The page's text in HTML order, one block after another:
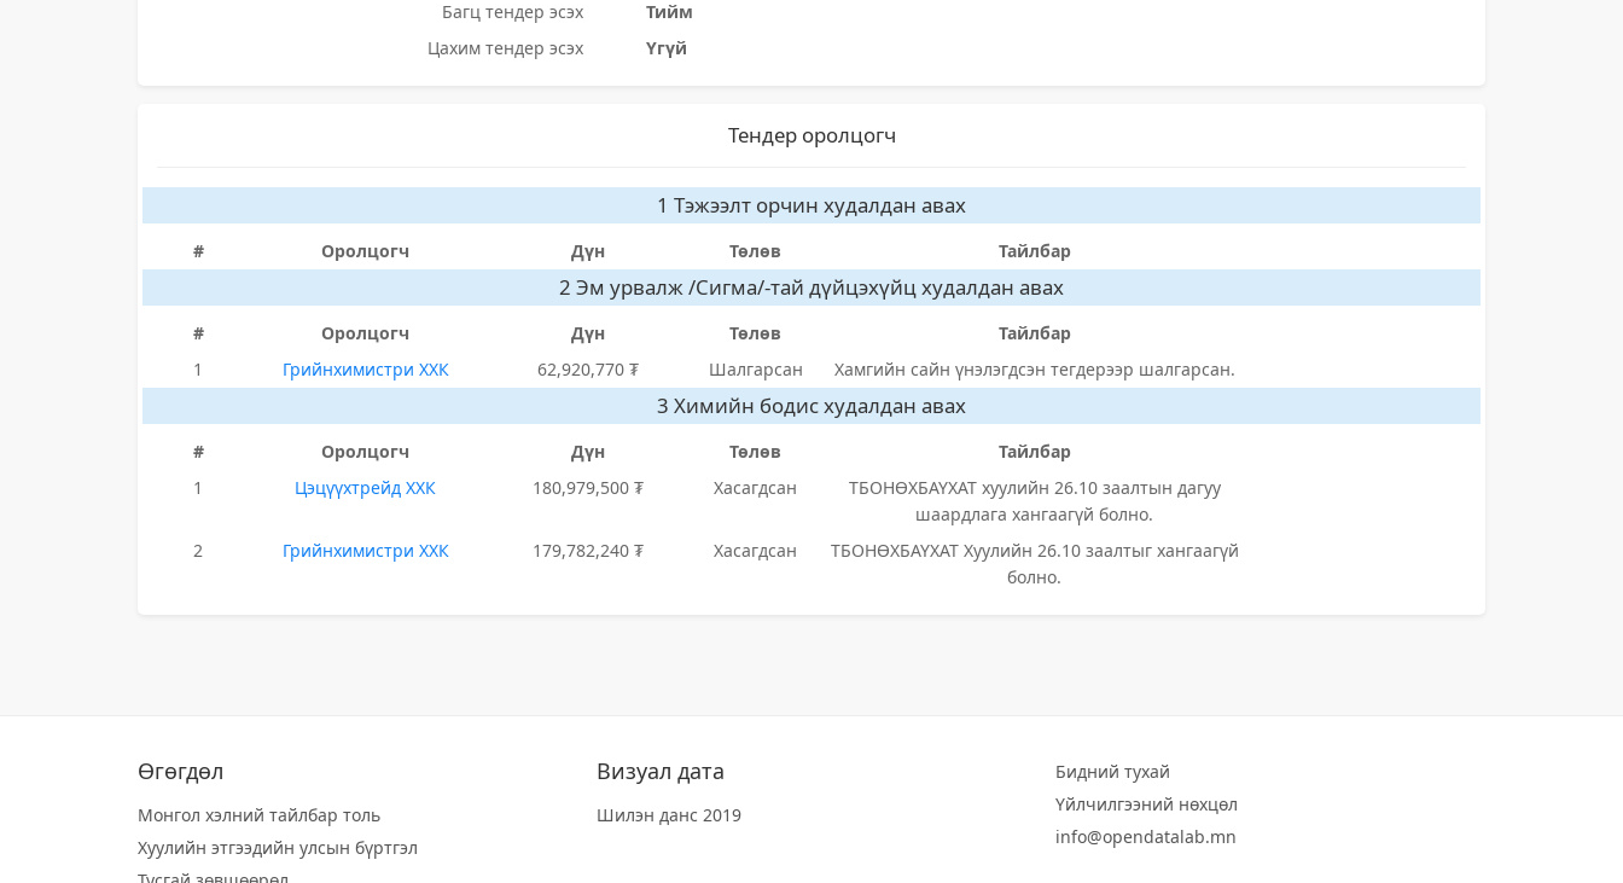
Багц тендер эсэх
Тийм
Цахим тендер эсэх
Үгүй
Тендер оролцогч
1 Тэжээлт орчин худалдан авах
# Оролцогч Дүн Төлөв Тайлбар
2 Эм урвалж /Сигма/-тай дүйцэхүйц худалдан авах
# Оролцогч Дүн Төлөв
Тайлбар
1
Грийнхимистри ХХК 62,920,770 ₮ Шалгарсан Хамгийн сайн үнэлэгдсэн тегдерээр шалгарсан.
3 Химийн бодис худалдан авах
# Оролцогч Дүн Төлөв
Тайлбар
1
Цэцүүхтрейд ХХК 180,979,500 ₮ Хасагдсан
ТБОНӨХБАҮХАТ хуулийн 26.10 заалтын дагуу
шаардлага хангаагүй болно.
2
Грийнхимистри ХХК 179,782,240 ₮ Хасагдсан
ТБОНӨХБАҮХАТ Хуулийн 26.10 заалтыг хангаагүй
болно.
Өгөгдөл
Монгол хэлний тайлбар толь
Хуулийн этгээдийн улсын бүртгэл
Визуал дата
Шилэн данс 2019
Бидний тухай
Үйлчилгээний нөхцөл
info@opendatalab.mn